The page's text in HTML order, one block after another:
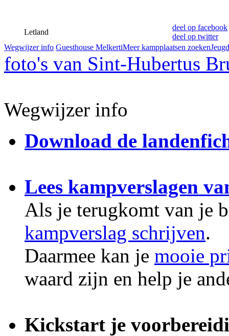
Letland
deel op facebook
deel op twitter
Wegwijzer info Guesthouse MelkertiMeer kampplaatsen zoeken
foto's van Sint-Hubertus
Wegwijzer info
Download de
Lees kampverslagen
Als je terugkomt van je
kampverslag schrijven.
Daarmee kan je mooie
waard zijn en help je
Kickstart je